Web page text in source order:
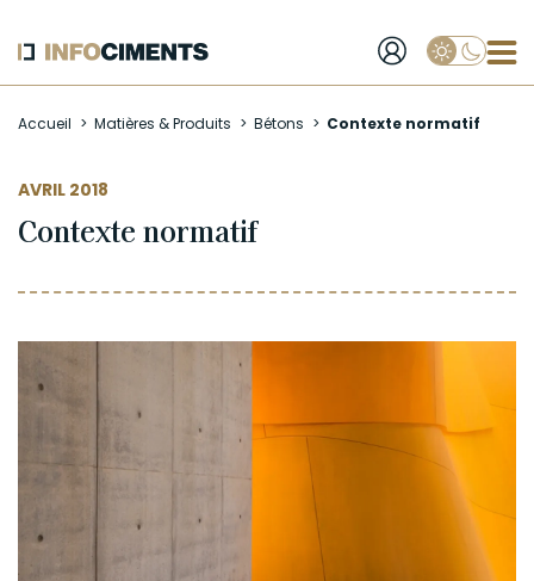
au
principal
Accueil Matières & Produits Bétons Contexte normatif
AVRIL 2018
Contexte normatif